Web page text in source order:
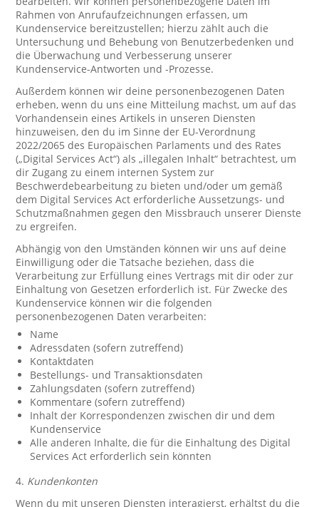
Rahmen von Anrufaufzeichnungen erfassen, um
Kundenservice bereitzustellen; hierzu zählt auch die
Untersuchung und Behebung von Benutzerbedenken und
die Überwachung und Verbesserung unserer
Kundenservice-Antworten und -Prozesse.
Außerdem können wir deine personenbezogenen Daten
erheben, wenn du uns eine Mitteilung machst, um auf das
Vorhandensein eines Artikels in unseren Diensten
hinzuweisen, den du im Sinne der EU-Verordnung
2022/2065 des Europäischen Parlaments und des Rates
(„Digital Services Act“) als „illegalen Inhalt“ betrachtest, um
dir Zugang zu einem internen System zur
Beschwerdebearbeitung zu bieten und/oder um gemäß
dem Digital Services Act erforderliche Aussetzungs- und
Schutzmaßnahmen gegen den Missbrauch unserer Dienste
zu ergreifen.
Abhängig von den Umständen können wir uns auf deine
Einwilligung oder die Tatsache beziehen, dass die
Verarbeitung zur Erfüllung eines Vertrags mit dir oder zur
Einhaltung von Gesetzen erforderlich ist. Für Zwecke des
Kundenservice können wir die folgenden
personenbezogenen Daten verarbeiten:
Name
Adressdaten (sofern zutreffend)
Kontaktdaten
Bestellungs- und Transaktionsdaten
Zahlungsdaten (sofern zutreffend)
Kommentare (sofern zutreffend)
Inhalt der Korrespondenzen zwischen dir und dem
Kundenservice
Alle anderen Inhalte, die für die Einhaltung des Digital
Services Act erforderlich sein könnten
4. Kundenkonten
Wenn du mit unseren Diensten interagierst, erhältst du die